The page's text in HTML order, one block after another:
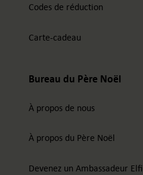
Codes de réduction
Carte-cadeau
Bureau du Père Noël
À propos de nous
À propos du Père Noël
Devenez un Ambassadeur Elfi